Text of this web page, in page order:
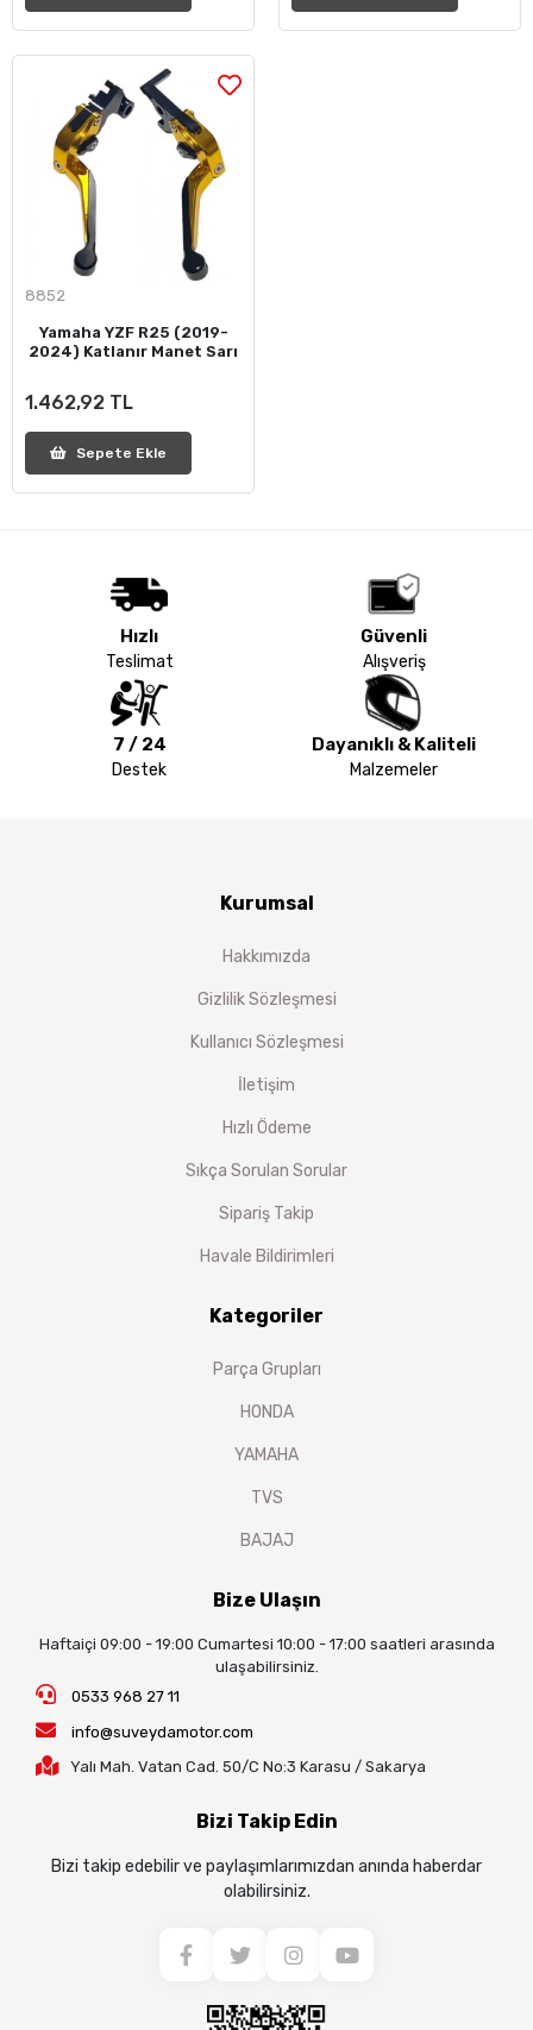
8852
Yamaha YZF R25 (2019-
2024) Katlanır Manet Sarı
1.462,92 TL
Sepete Ekle
Hızlı
Teslimat
Güvenli
Alışveriş
7 / 24
Destek
Dayanıklı & Kaliteli
Malzemeler
Kurumsal
Hakkımızda
Gizlilik Sözleşmesi
Kullanıcı Sözleşmesi
İletişim
Hızlı Ödeme
Sıkça Sorulan Sorular
Sipariş Takip
Havale Bildirimleri
Kategoriler
Parça Grupları
HONDA
YAMAHA
TVS
BAJAJ
Bize Ulaşın
Haftaiçi 09:00 - 19:00 Cumartesi 10:00 - 17:00 saatleri arasında
ulaşabilirsiniz.
0533 968 27 11
info@suveydamotor.com
Yalı Mah. Vatan Cad. 50/C No:3 Karasu / Sakarya
Bizi Takip Edin
Bizi takip edebilir ve paylaşımlarımızdan anında haberdar
olabilirsiniz.